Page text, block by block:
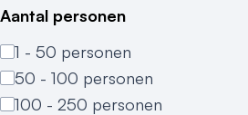
Aantal personen
1 - 50 personen
50 - 100 personen
100 - 250 personen